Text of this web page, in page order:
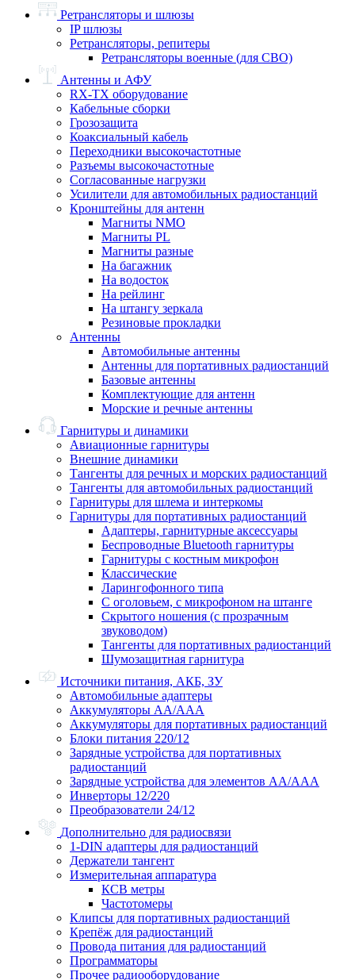
Ретрансляторы и шлюзы
IP шлюзы
Ретрансляторы, репитеры
Ретрансляторы военные (для СВО)
Антенны и АФУ
RX-TX оборудование
Кабельные сборки
Грозозащита
Коаксиальный кабель
Переходники высокочастотные
Разъемы высокочастотные
Согласованные нагрузки
Усилители для автомобильных радиостанций
Кронштейны для антенн
Магниты NMO
Магниты PL
Магниты разные
На багажник
На водосток
На рейлинг
На штангу зеркала
Резиновые прокладки
Антенны
Автомобильные антенны
Антенны для портативных радиостанций
Базовые антенны
Комплектующие для антенн
Морские и речные антенны
Гарнитуры и динамики
Авиационные гарнитуры
Внешние динамики
Тангенты для речных и морских радиостанций
Тангенты для автомобильных радиостанций
Гарнитуры для шлема и интеркомы
Гарнитуры для портативных радиостанций
Адаптеры, гарнитурные аксессуары
Беспроводные Bluetooth гарнитуры
Гарнитуры с костным микрофон
Классические
Ларингофонного типа
С оголовьем, с микрофоном на штанге
Скрытого ношения (с прозрачным
звуководом)
Тангенты для портативных радиостанций
Шумозащитная гарнитура
Источники питания, АКБ, ЗУ
Автомобильные адаптеры
Аккумуляторы АА/ААА
Аккумуляторы для портативных радиостанций
Блоки питания 220/12
Зарядные устройства для портативных
радиостанций
Зарядные устройства для элементов АА/ААА
Инверторы 12/220
Преобразователи 24/12
Дополнительно для радиосвязи
1-DIN адаптеры для радиостанций
Держатели тангент
Измерительная аппаратура
КСВ метры
Частотомеры
Клипсы для портативных радиостанций
Крепёж для радиостанций
Провода питания для радиостанций
Программаторы
Прочее радиооборудование